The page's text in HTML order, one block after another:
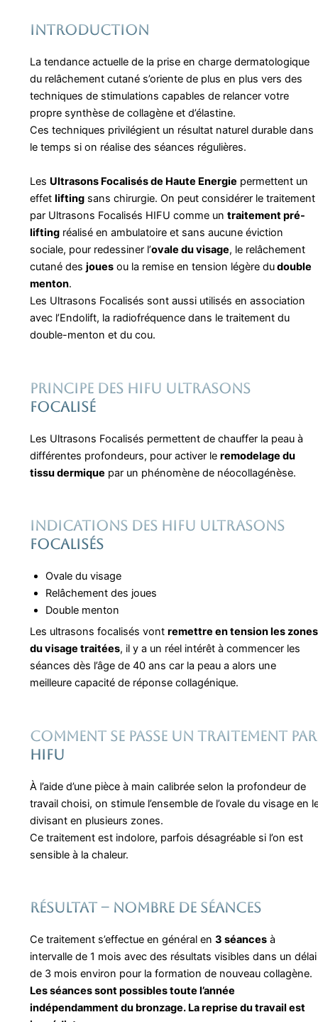
Introduction
La tendance actuelle de la prise en charge dermatologique
du relâchement cutané s’oriente de plus en plus vers des
techniques de stimulations capables de relancer votre
propre synthèse de collagène et d’élastine.
Ces techniques privilégient un résultat naturel durable dans
le temps si on réalise des séances régulières.
Les Ultrasons Focalisés de Haute Energie permettent un
effet liftingsans chirurgie. On peut considérer le traitement
par Ultrasons Focalisés HIFU comme un traitement pré-
liftingréalisé en ambulatoire et sans aucune éviction
sociale, pour redessiner l’ovale du visage, le relâchement
cutané des jouesou la remise en tension légère dudouble
menton.
Les Ultrasons Focalisés sont aussi utilisés en association
avec l’Endolift, la radiofréquence dans le traitement du
double-menton et du cou.
Principe des HIFU ultrasons
focalisé
Les Ultrasons Focalisés permettent de chauffer la peau à
différentes profondeurs, pour activer le remodelage du
tissu dermique par un phénomène de néocollagénèse.
Indications des HIFU ultrasons
focalisés
Ovale du visage
Relâchement des joues
Double menton
Les ultrasons focalisés vont remettre en tension les zones
du visage traitées, il y a un réel intérêt à commencer les
séances dès l’âge de 40 ans car la peau a alors une
meilleure capacité de réponse collagénique.
Comment se passe un traitement par
HIFU
À l’aide d’une pièce à main calibrée selon la profondeur de
travail choisi, on stimule l’ensemble de l’ovale du visage en
divisant en plusieurs zones.
Ce traitement est indolore, parfois désagréable si l’on est
sensible à la chaleur.
Résultat – nombre de séances
Ce traitement s’effectue en général en 3 séancesà
intervalle de 1 mois avec des résultats visibles dans un délai
de 3 mois environ pour la formation de nouveau collagène.
Les séances sont possibles toute l’année
indépendamment du bronzage. La reprise du travail est